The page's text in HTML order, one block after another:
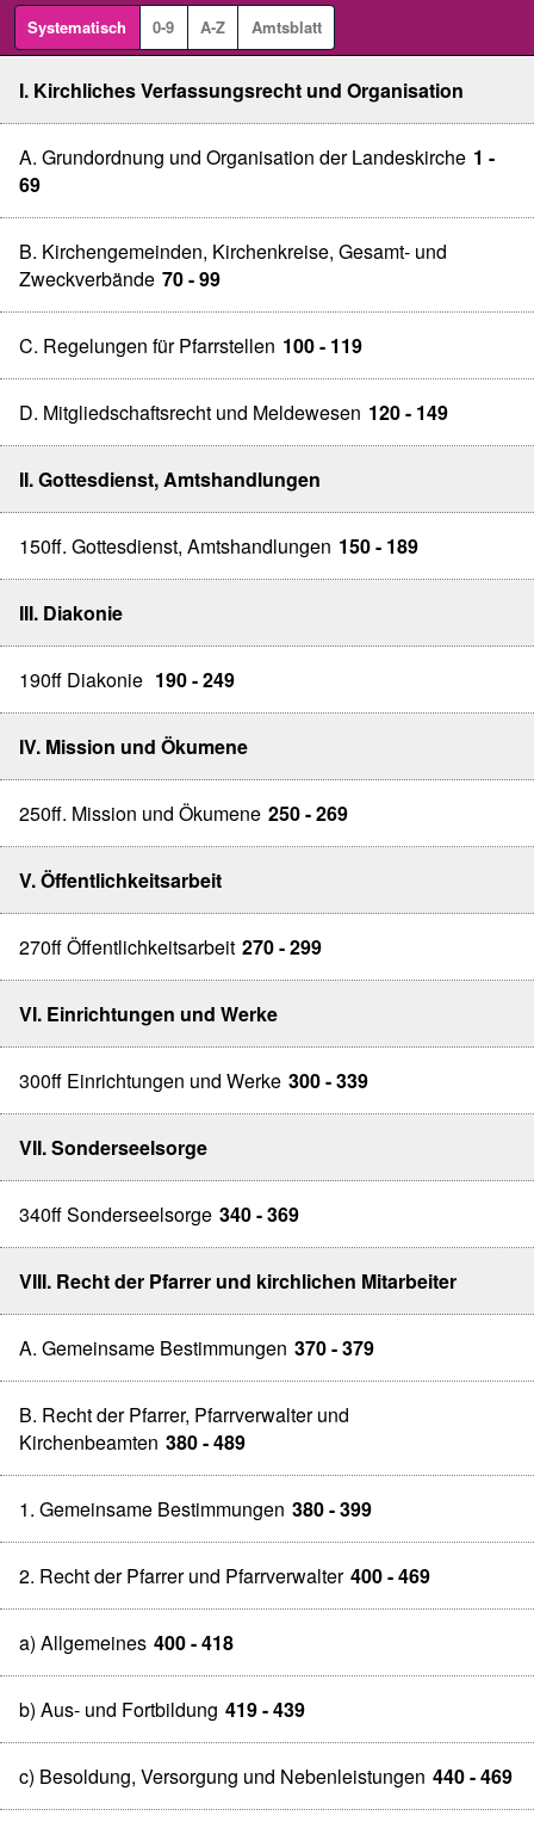
Systematisch 0-9 A-Z Amtsblatt
I. Kirchliches Verfassungsrecht und Organisation
A. Grundordnung und Organisation der Landeskirche 1 -
69
B. Kirchengemeinden, Kirchenkreise, Gesamt- und
Zweckverbände 70 - 99
C. Regelungen für Pfarrstellen 100 - 119
D. Mitgliedschaftsrecht und Meldewesen 120 - 149
II. Gottesdienst, Amtshandlungen
150ff. Gottesdienst, Amtshandlungen 150 - 189
III. Diakonie
190ff Diakonie 190 - 249
IV. Mission und Ökumene
250ff. Mission und Ökumene 250 - 269
V. Öffentlichkeitsarbeit
270ff Öffentlichkeitsarbeit 270 - 299
VI. Einrichtungen und Werke
300ff Einrichtungen und Werke 300 - 339
VII. Sonderseelsorge
340ff Sonderseelsorge 340 - 369
VIII. Recht der Pfarrer und kirchlichen Mitarbeiter
A. Gemeinsame Bestimmungen 370 - 379
B. Recht der Pfarrer, Pfarrverwalter und
Kirchenbeamten 380 - 489
1. Gemeinsame Bestimmungen 380 - 399
2. Recht der Pfarrer und Pfarrverwalter 400 - 469
a) Allgemeines 400 - 418
b) Aus- und Fortbildung 419 - 439
c) Besoldung, Versorgung und Nebenleistungen 440 - 469